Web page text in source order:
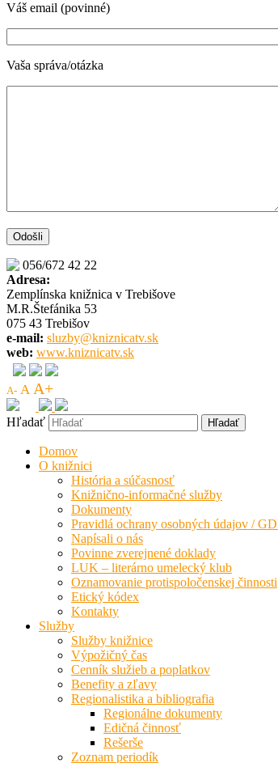
Váš email (povinné)
Vaša správa/otázka
056/672 42 22
Adresa:
Zemplínska knižnica v Trebišove
M.R.Štefánika 53
075 43 Trebišov
e-mail: sluzby@kniznicatv.sk
web: www.kniznicatv.sk
A- A A+
Hľadať
Domov
O knižnici
História a súčasnosť
Knižnično-informačné služby
Dokumenty
Pravidlá ochrany osobných údajov /
Napísali o nás
Povinne zverejnené doklady
LUK – literárno umelecký klub
Oznamovanie protispoločenskej činnosti
Etický kódex
Kontakty
Služby
Služby knižnice
Výpožičný čas
Cenník služieb a poplatkov
Benefity a zľavy
Regionalistika a bibliografia
Regionálne dokumenty
Edičná činnosť
Rešerše
Zoznam periodík